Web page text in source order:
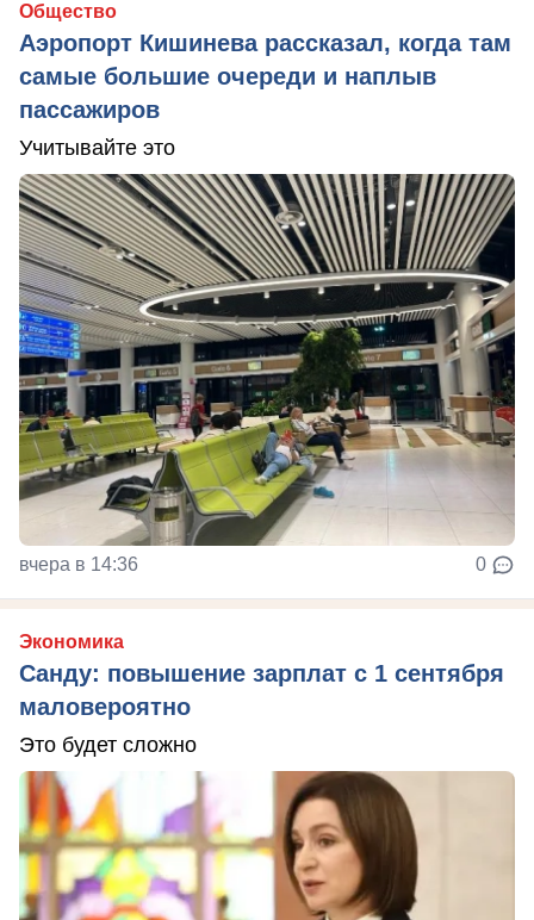
Общество
Аэропорт Кишинева рассказал, когда там
самые большие очереди и наплыв
пассажиров
Учитывайте это
вчера в 14:36 0
Экономика
Санду: повышение зарплат с 1 сентября
маловероятно
Это будет сложно